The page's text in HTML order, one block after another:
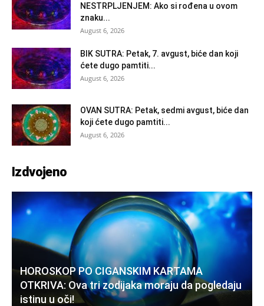
NESTRPLJENJEM: Ako si rođena u ovom
znaku...
August 6, 2026
BIK SUTRA: Petak, 7. avgust, biće dan koji
ćete dugo pamtiti...
August 6, 2026
OVAN SUTRA: Petak, sedmi avgust, biće dan
koji ćete dugo pamtiti...
August 6, 2026
Izdvojeno
HOROSKOP PO CIGANSKIM KARTAMA
OTKRIVA: Ova tri zodijaka moraju da pogledaju
istinu u oči!